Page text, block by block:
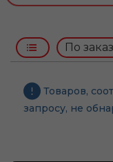
Товаров,
запросу, не